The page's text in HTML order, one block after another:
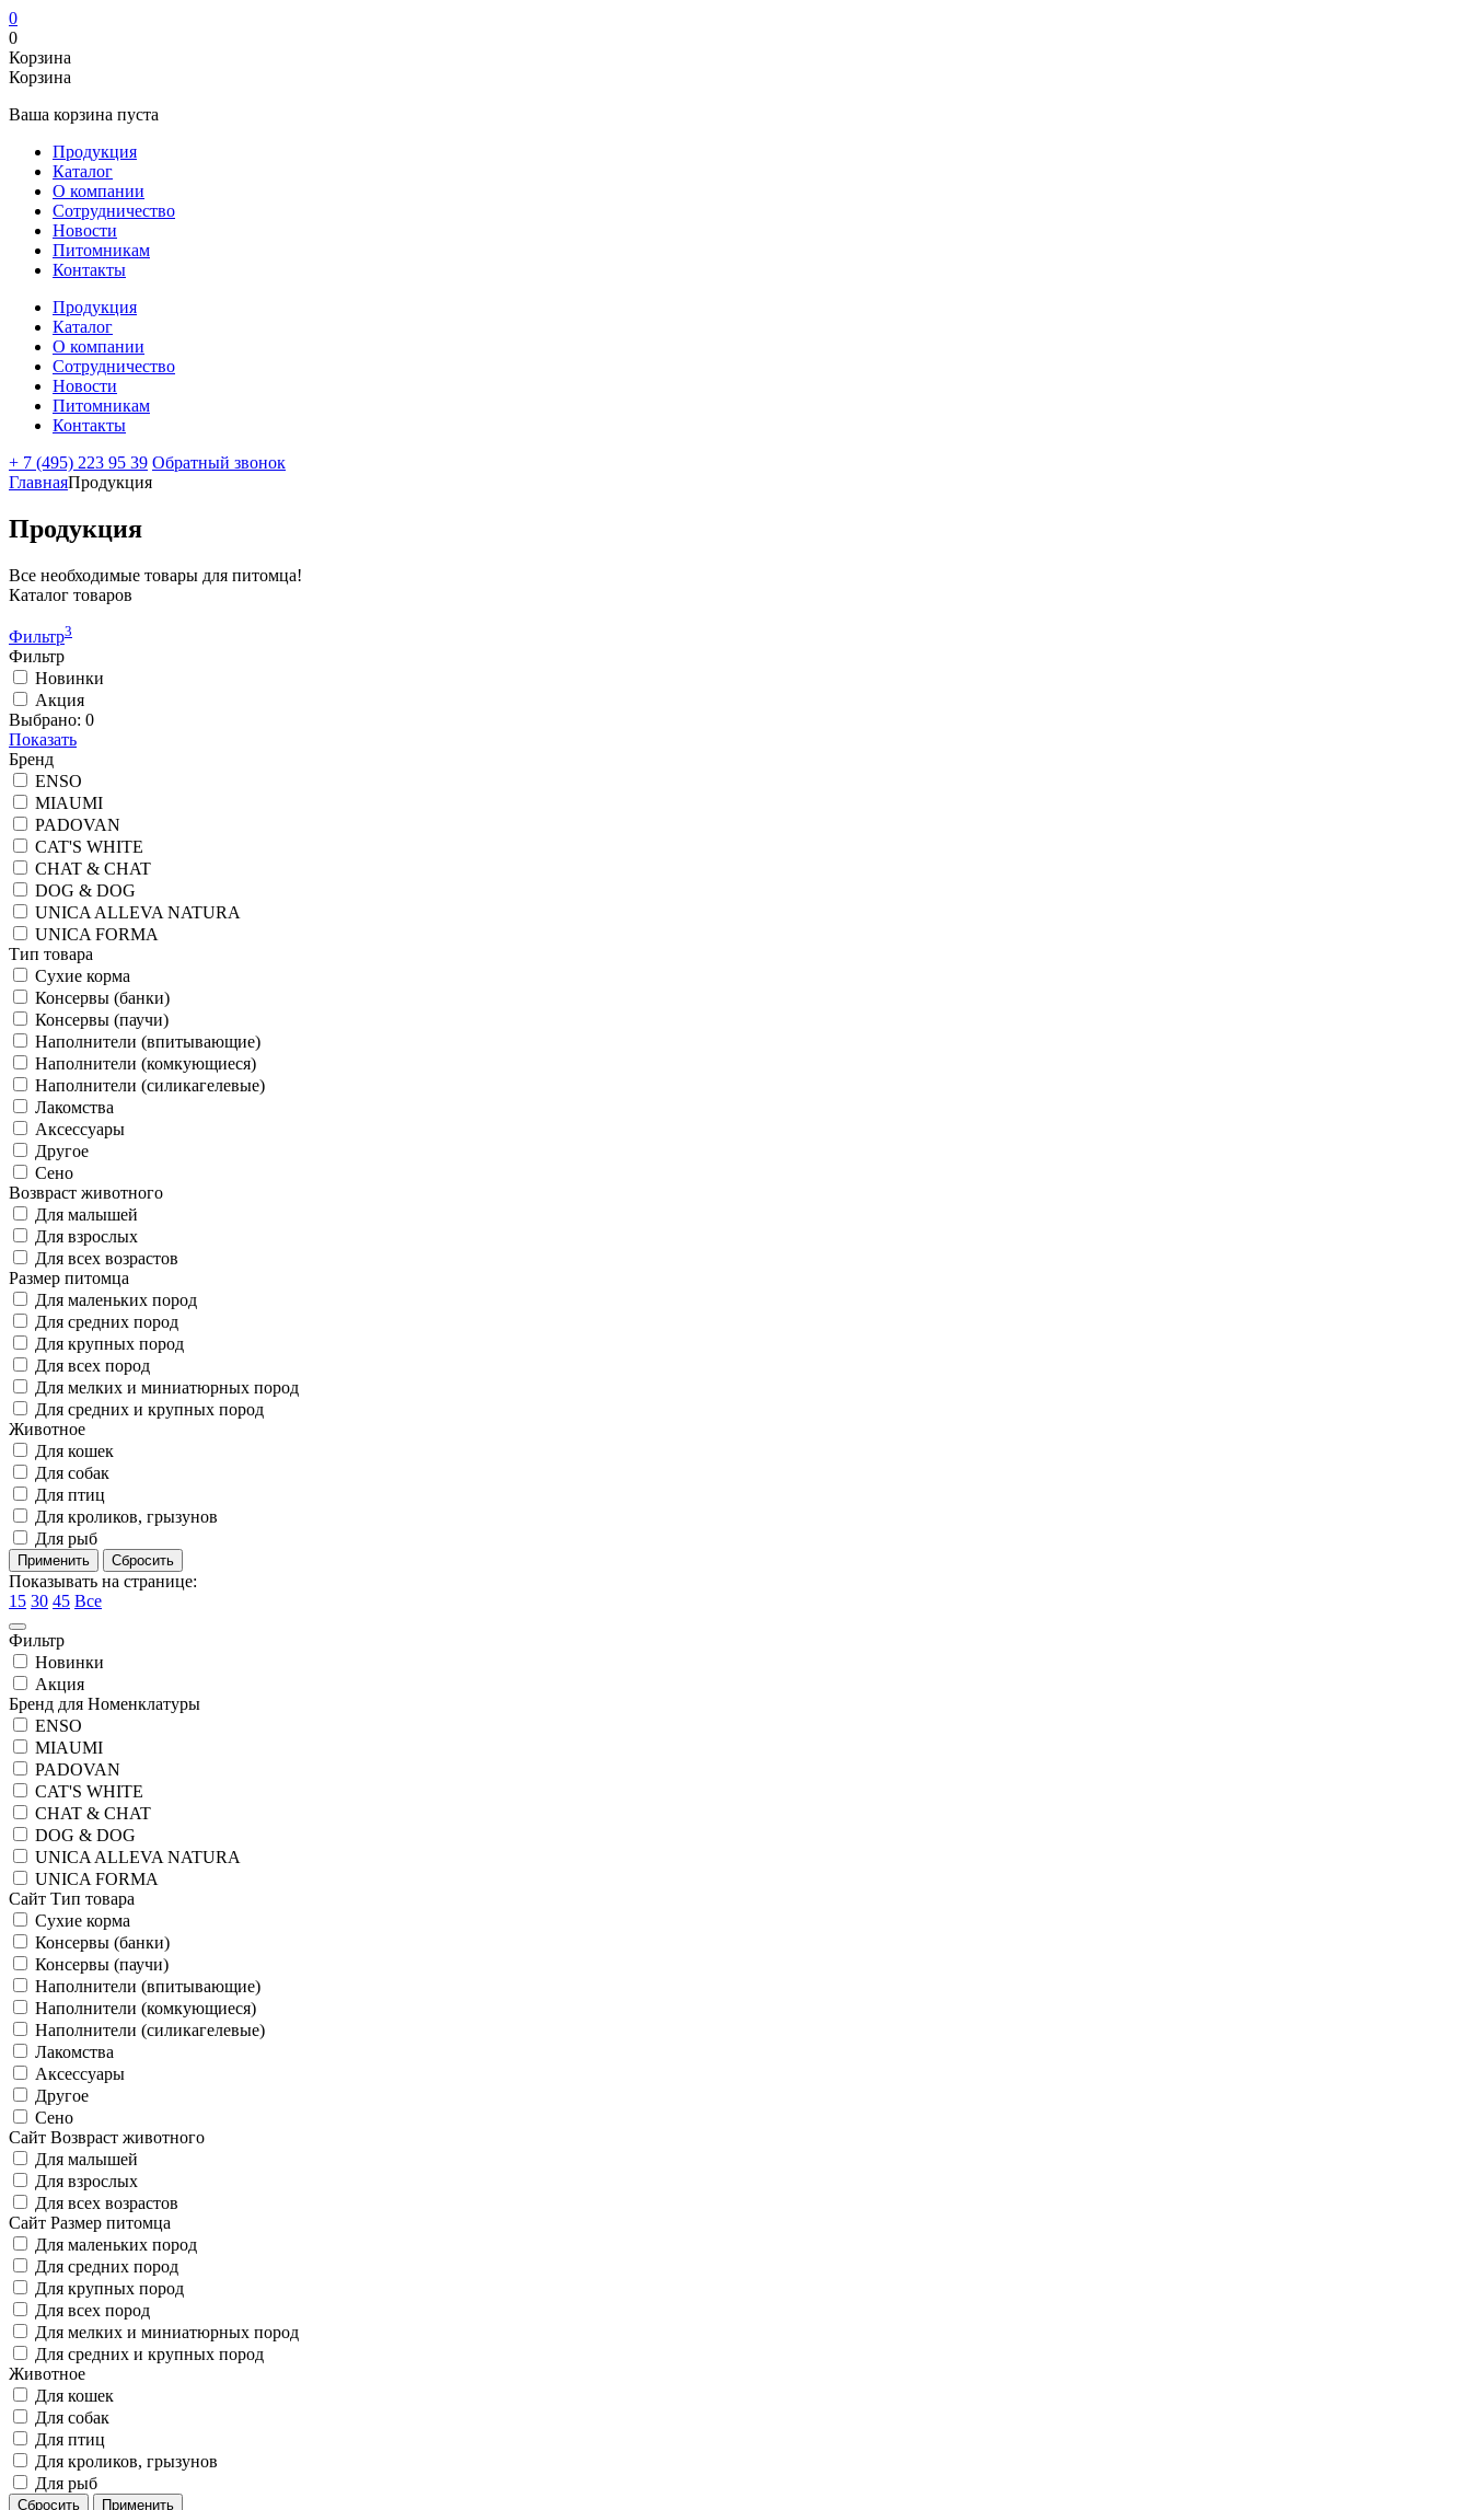
0
0
Корзина
Корзина
Ваша корзина пуста
Продукция
Каталог
О компании
Сотрудничество
Новости
Питомникам
Контакты
Продукция
Каталог
О компании
Сотрудничество
Новости
Питомникам
Контакты
+ 7 (495) 223 95 39 Обратный звонок
ГлавнаяПродукция
Продукция
Все необходимые товары для питомца!
Каталог товаров
Фильтр3
Фильтр
Новинки
Акция
Выбрано: 0
Показать
Бренд
ENSO
MIAUMI
PADOVAN
CAT'S WHITE
CHAT & CHAT
DOG & DOG
UNICA ALLEVA NATURA
UNICA FORMA
Тип товара
Сухие корма
Консервы (банки)
Консервы (паучи)
Наполнители (впитывающие)
Наполнители (комкующиеся)
Наполнители (силикагелевые)
Лакомства
Аксессуары
Другое
Сено
Возвраст животного
Для малышей
Для взрослых
Для всех возрастов
Размер питомца
Для маленьких пород
Для средних пород
Для крупных пород
Для всех пород
Для мелких и миниатюрных пород
Для средних и крупных пород
Животное
Для кошек
Для собак
Для птиц
Для кроликов, грызунов
Для рыб
Показывать на странице:
15 30 45 Все
Фильтр
Новинки
Акция
Бренд для Номенклатуры
ENSO
MIAUMI
PADOVAN
CAT'S WHITE
CHAT & CHAT
DOG & DOG
UNICA ALLEVA NATURA
UNICA FORMA
Сайт Тип товара
Сухие корма
Консервы (банки)
Консервы (паучи)
Наполнители (впитывающие)
Наполнители (комкующиеся)
Наполнители (силикагелевые)
Лакомства
Аксессуары
Другое
Сено
Сайт Возвраст животного
Для малышей
Для взрослых
Для всех возрастов
Сайт Размер питомца
Для маленьких пород
Для средних пород
Для крупных пород
Для всех пород
Для мелких и миниатюрных пород
Для средних и крупных пород
Животное
Для кошек
Для собак
Для птиц
Для кроликов, грызунов
Для рыб